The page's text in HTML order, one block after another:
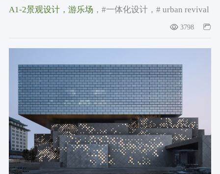
A1-2景观设计，游乐场 ，#一体化设计，# urban revival
3798